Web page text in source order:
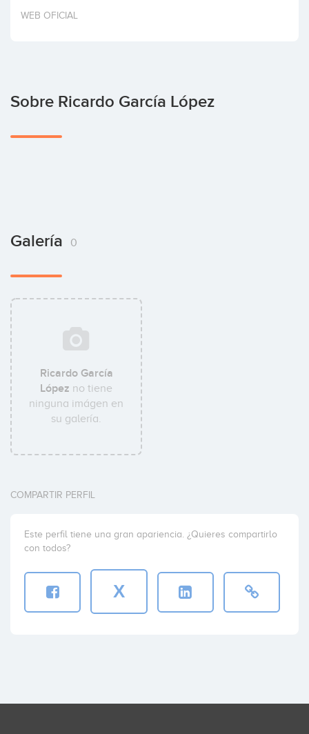
Invertir
WEB OFICIAL
Sobre Ricardo García López
Galería 0
Ricardo García
López no tiene
ninguna imágen en
su galería.
COMPARTIR PERFIL
Este perfil tiene una gran apariencia. ¿Quieres compartirlo
con todos?
X